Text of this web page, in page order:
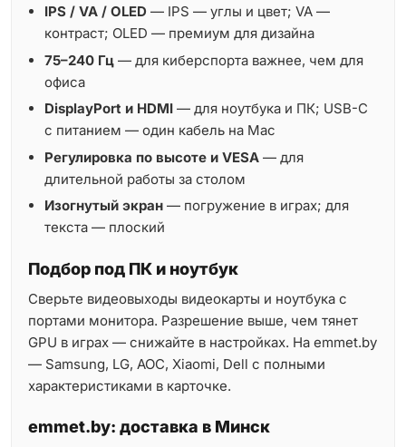
IPS / VA / OLED — IPS — углы и цвет; VA —
контраст; OLED — премиум для дизайна
75–240 Гц — для киберспорта важнее, чем для
офиса
DisplayPort и HDMI — для ноутбука и ПК; USB-C
с питанием — один кабель на Mac
Регулировка по высоте и VESA — для
длительной работы за столом
Изогнутый экран — погружение в играх; для
текста — плоский
Подбор под ПК и ноутбук
Сверьте видеовыходы видеокарты и ноутбука с
портами монитора. Разрешение выше, чем тянет
GPU в играх — снижайте в настройках. На emmet.by
— Samsung, LG, AOC, Xiaomi, Dell с полными
характеристиками в карточке.
emmet.by: доставка в Минск